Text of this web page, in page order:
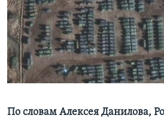
Learning English
СОЦИАЛЬНЫЕ СЕТИ
Языки
По словам Алексея Данилова,